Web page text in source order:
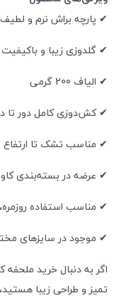
✔ پارچه براش نرم و لطیف
✔ گلدوزی زیبا و باکیفیت
✔ الیاف 200 گرمی
✔ کش‌دوزی کامل دور تا
✔ مناسب تشک تا ارتفاع 35 سانتی‌متر
✔ عرضه در بسته‌بندی
✔ مناسب استفاده
✔ موجود در سایزهای
اگر به دنبال خرید
تمیز و طراحی زیبا